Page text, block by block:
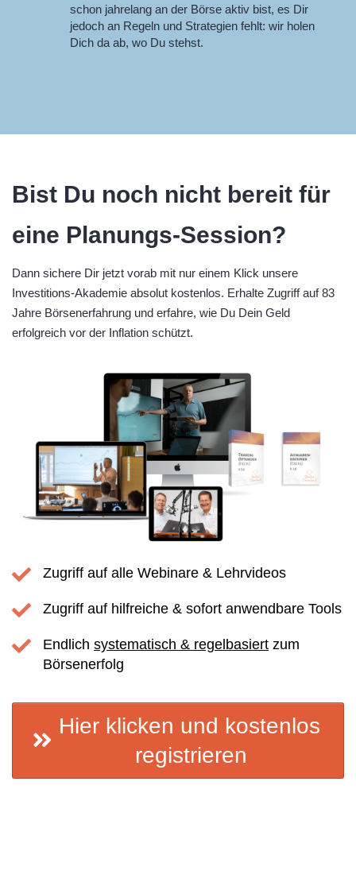
schon jahrelang an der Börse aktiv bist, es Dir
jedoch an Regeln und Strategien fehlt: wir holen
Dich da ab, wo Du stehst.
Bist Du noch nicht bereit für
eine Planungs-Session?
Dann sichere Dir jetzt vorab mit nur einem Klick unsere
Investitions-Akademie absolut kostenlos. Erhalte Zugriff auf 83
Jahre Börsenerfahrung und erfahre, wie Du Dein Geld
erfolgreich vor der Inflation schützt.
Zugriff auf alle Webinare & Lehrvideos
Zugriff auf hilfreiche & sofort anwendbare Tools
Endlich systematisch & regelbasiert zum
Börsenerfolg
Hier klicken und kostenlos
registrieren